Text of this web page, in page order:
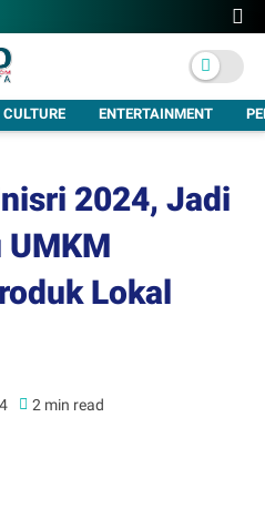
CULTURE ENTERTAINMENT
2024, Jadi
UMKM
Lokal
2 min read